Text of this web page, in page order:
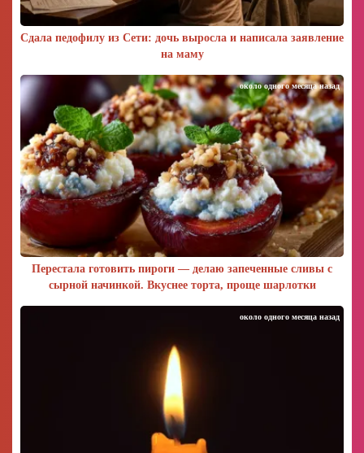
Сдала педофилу из Сети: дочь выросла и написала заявление
на маму
Перестала готовить пироги — делаю запеченные сливы с
сырной начинкой. Вкуснее торта, проще шарлотки
около одного месяца назад
около одного месяца назад